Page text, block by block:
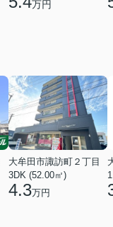
万円
大牟田市諏訪町２丁目
3DK (52.00㎡)
4.3万円